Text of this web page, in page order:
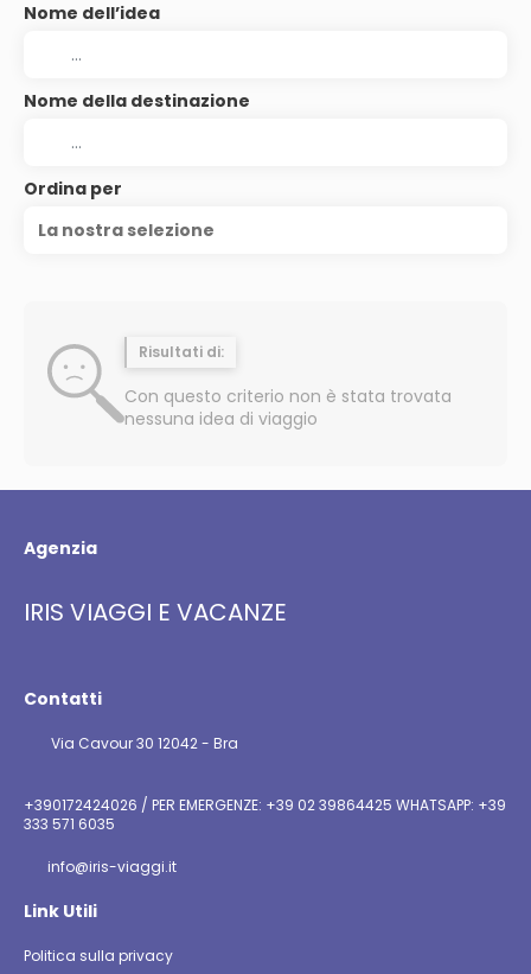
Nome dell’idea
Nome della destinazione
Ordina per
La nostra selezione
Risultati di:
Con questo criterio non è stata trovata
nessuna idea di viaggio
Agenzia
IRIS VIAGGI E VACANZE
Contatti
Via Cavour 30 12042 - Bra
+390172424026 / PER EMERGENZE: +39 02 39864425 WHATSAPP: +39
333 571 6035
info@iris-viaggi.it
Link Utili
Politica sulla privacy